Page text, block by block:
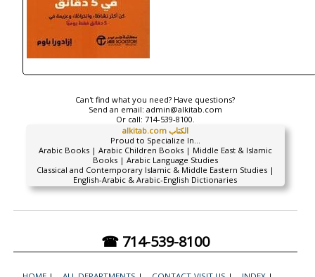
Can't find what you need? Have questions?
Send an email: admin@alkitab.com
Or call: 714-539-8100.
alkitab.com الكتاب
Proud to Specialize In...
Arabic Books | Arabic Children Books | Middle East & Islamic
Books | Arabic Language Studies
Classical and Contemporary Islamic & Middle Eastern Studies |
English-Arabic & Arabic-English Dictionaries
☎ 714-539-8100